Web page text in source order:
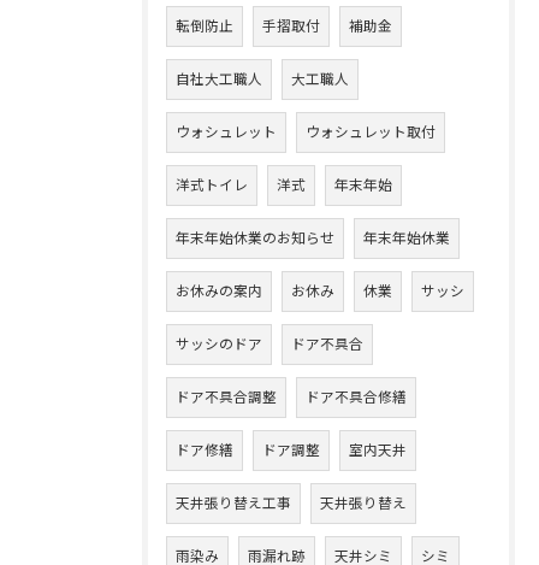
転倒防止 手摺取付 補助金
自社大工職人 大工職人
ウォシュレット ウォシュレット取付
洋式トイレ 洋式 年末年始
年末年始休業のお知らせ 年末年始休業
お休みの案内 お休み 休業 サッシ
サッシのドア ドア不具合
ドア不具合調整 ドア不具合修繕
ドア修繕 ドア調整 室内天井
天井張り替え工事 天井張り替え
雨染み 雨漏れ跡 天井シミ シミ